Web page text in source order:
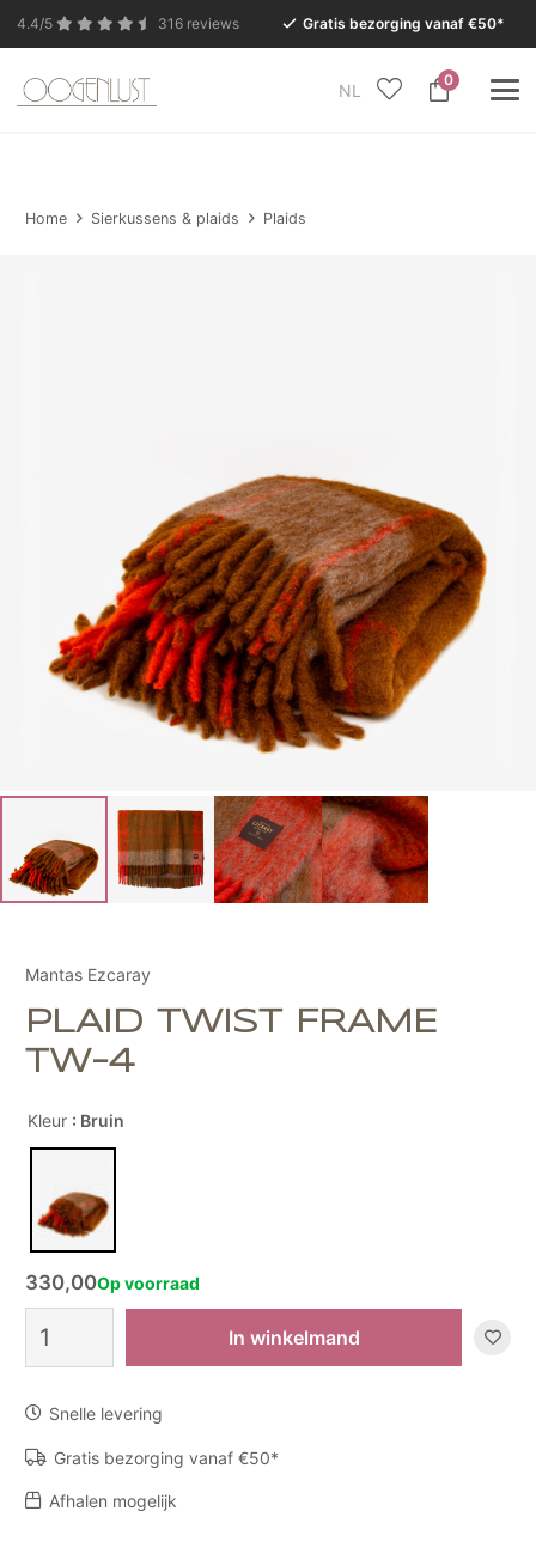
4.4/5 316 reviews Gratis bezorging vanaf €50*
NL
0
In verband met de zomervakantie is onze Conceptstore
Home Sierkussens & plaids Plaids
Mantas Ezcaray
PLAID TWIST FRAME
TW-4
Kleur : Bruin
330,00Op voorraad
Twist
Frame
4
aantal
In winkelmand
Snelle levering
Gratis bezorging vanaf €50*
Afhalen mogelijk